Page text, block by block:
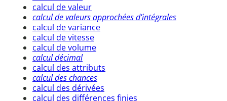
calcul de valeur
calcul de valeurs approchées d'intégrales
calcul de variance
calcul de vitesse
calcul de volume
calcul décimal
calcul des attributs
calcul des chances
calcul des dérivées
calcul des différences finies